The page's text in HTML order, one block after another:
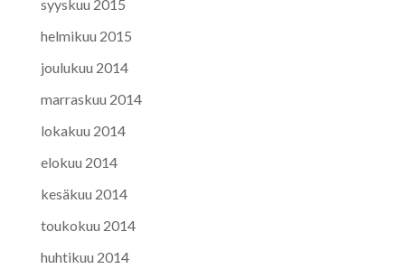
syyskuu 2015
helmikuu 2015
joulukuu 2014
marraskuu 2014
lokakuu 2014
elokuu 2014
kesäkuu 2014
toukokuu 2014
huhtikuu 2014